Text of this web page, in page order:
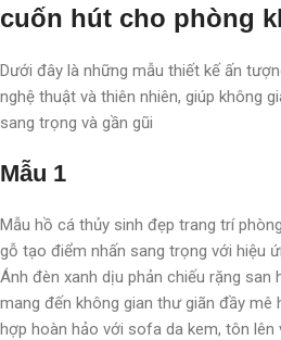
cuốn hút cho phòng
Dưới đây là những mẫu thiết kế ấn
nghệ thuật và thiên nhiên, giúp không
sang trọng và gần gũi
Mẫu 1
Mẫu hồ cá thủy sinh đẹp trang trí
gỗ tạo điểm nhấn sang trọng với hiệu
Ánh đèn xanh dịu phản chiếu rặng
mang đến không gian thư giãn đầy mê
hợp hoàn hảo với sofa da kem, tôn lên